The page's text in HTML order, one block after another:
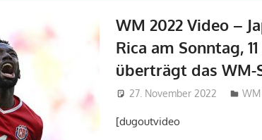
WM 2022 Video –
Rica am Sonntag,
überträgt das WM-
27. November 2022
[dugoutvideo